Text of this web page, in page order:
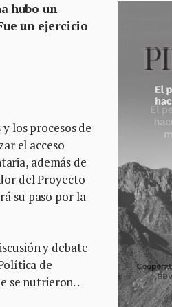
hubo un
un ejercicio
los procesos de
el acceso
además de
del Proyecto
su paso por la
y debate
de
se nutrieron. .